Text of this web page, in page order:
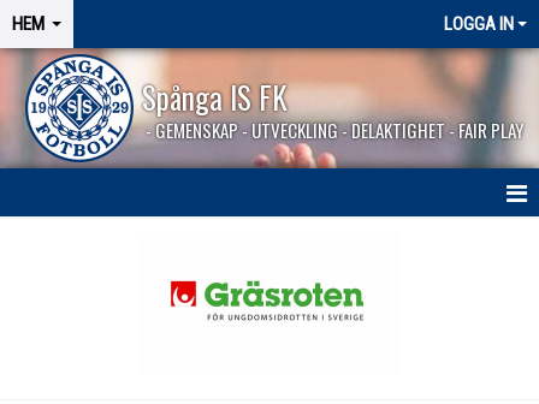
HEM LOGGA IN
Spånga IS FK
- GEMENSKAP - UTVECKLING - DELAKTIGHET - FAIR PLAY